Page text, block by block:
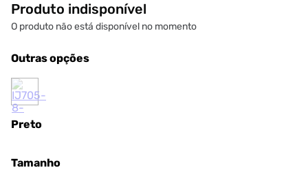
Produto indisponível
O produto não está disponível no momento
Outras opções
Preto
Tamanho